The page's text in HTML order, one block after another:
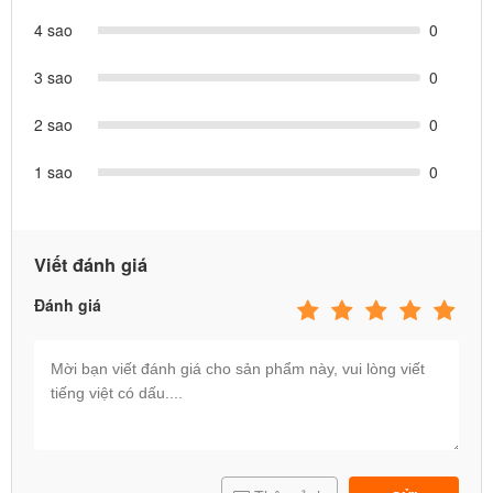
kế và sản xuất theo tiêu chuẩn chất lượng cao cấp của Châu Âu.
Với chất liệu nhựa nguyên sinh cao cấp, thân thiện với môi trường
trước mọi điều kiện thời tiết khắc nghiệt.
Thiết kế thông minh, đa năng
như: cầu trượt đơn, cầu trượt xoắn, leo núi, đường hầm và
4 sao 0
3 sao 0
2 sao 0
1 sao 0
Viết đánh giá
Đánh giá